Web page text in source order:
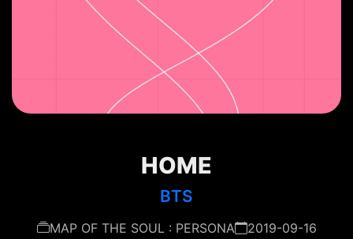
HOME
BTS
MAP OF THE SOUL : PERSONA
2019-09-16